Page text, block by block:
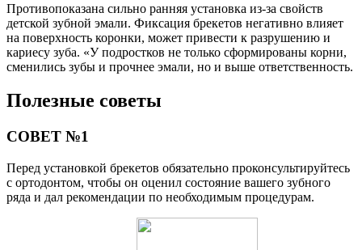
Противопоказана сильно ранняя установка из-за свойств
детской зубной эмали. Фиксация брекетов негативно влияет
на поверхность коронки, может привести к разрушению и
кариесу зуба. «У подростков не только сформированы корни,
сменились зубы и прочнее эмали, но и выше ответственность.
Полезные советы
СОВЕТ №1
Перед установкой брекетов обязательно проконсультируйтесь
с ортодонтом, чтобы он оценил состояние вашего зубного
ряда и дал рекомендации по необходимым процедурам.